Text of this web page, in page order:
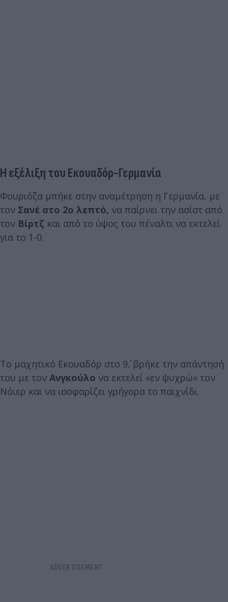
Η εξέλιξη του Εκουαδόρ-Γερμανία
Φουριόζα μπήκε στην αναμέτρηση η Γερμανία, με
τον Σανέ στο 2ο λεπτό, να παίρνει την ασίστ από
τον Βίρτζ και από το ύψος του πέναλτι να εκτελεί
για το 1-0.
Το μαχητικό Εκουαδόρ στο 9΄, βρήκε την απάντησή
του με τον Ανγκούλο να εκτελεί «εν ψυχρώ» τον
Νόιερ και να ισοφαρίζει γρήγορα το παιχνίδι.